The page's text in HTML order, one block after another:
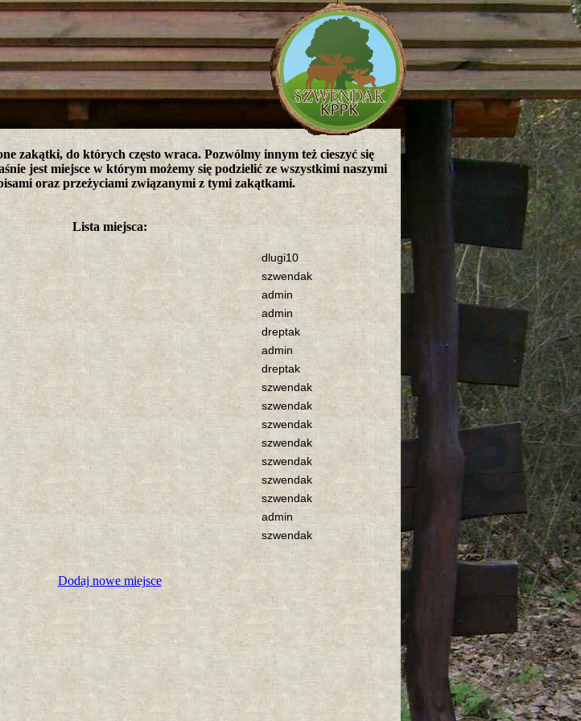
zakątki, do których często wraca. Pozwólmy innym też cieszyć się
jest miejsce w którym możemy się podzielić ze wszystkimi naszymi
oraz przeżyciami związanymi z tymi zakątkami.
Lista miejsca:
dlugi10
szwendak
admin
admin
dreptak
admin
dreptak
szwendak
szwendak
szwendak
szwendak
szwendak
szwendak
szwendak
admin
szwendak
Dodaj nowe miejsce